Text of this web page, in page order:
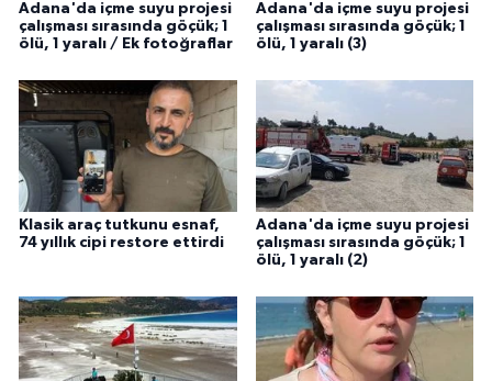
Adana'da içme suyu projesi
çalışması sırasında göçük; 1
ölü, 1 yaralı / Ek fotoğraflar
Adana'da içme suyu projesi
çalışması sırasında göçük; 1
ölü, 1 yaralı (3)
Klasik araç tutkunu esnaf,
74 yıllık cipi restore ettirdi
Adana'da içme suyu projesi
çalışması sırasında göçük; 1
ölü, 1 yaralı (2)